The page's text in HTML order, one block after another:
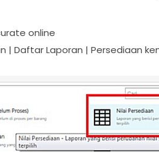
online
| Daftar Laporan | Persediaan